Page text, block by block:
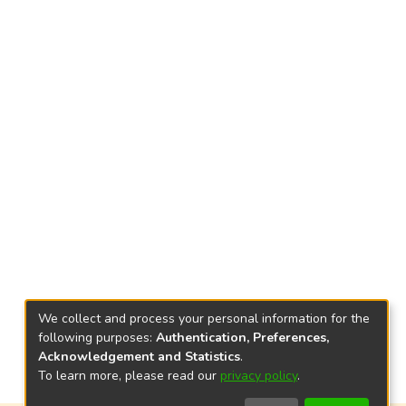
We collect and process your personal information for the
following purposes: Authentication, Preferences,
Acknowledgement and Statistics.
To learn more, please read our privacy policy.